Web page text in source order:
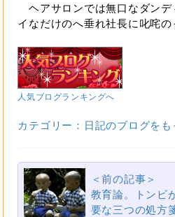
ヘアサロンでは無口なダンデ
イなだけのへ垂れ社長に叱咤
人気ブログランキングへ
カテゴリー：日記のブログをも
＜前の記事＞
教育論。トンビ
要な三つの処方